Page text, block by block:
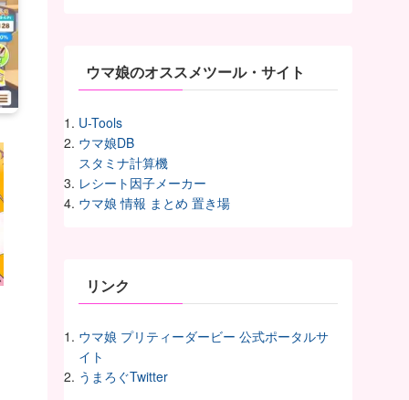
ウマ娘のオススメツール・サイト
U-Tools
ウマ娘DB
スタミナ計算機
レシート因子メーカー
ウマ娘 情報 まとめ 置き場
リンク
ウマ娘 プリティーダービー 公式ポータルサ
イト
うまろぐTwitter